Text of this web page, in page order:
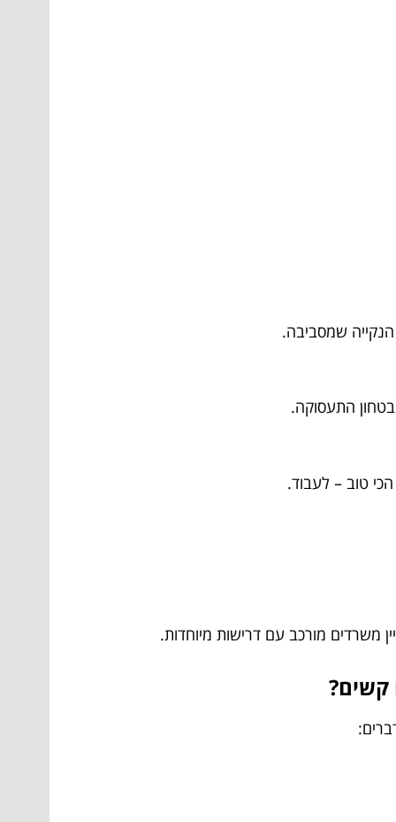
שמסביבה.
התעסוקה.
טוב – לעבוד.
משרדים מורכב עם דרישות מיוחדות.
קשים?